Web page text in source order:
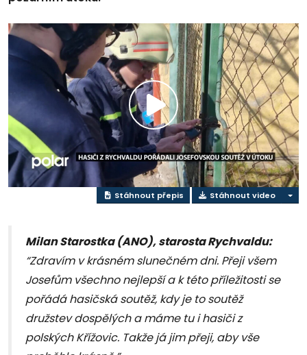
Přehrát
video
Stáhnout přepis Stáhnout video
Milan Starostka (ANO), starosta Rychvaldu:
“Zdravím v krásném slunečném dni. Přeji všem
Josefům všechno nejlepší a k této příležitosti se
pořádá hasičská soutěž, kdy je to soutěž
družstev dospělých a máme tu i hasiči z
polských Křížovic. Takže já jim přeji, aby vše